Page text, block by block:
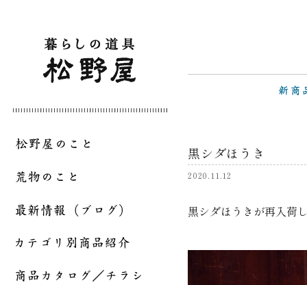
黒シダほうき
2020.11.12
黒シダほうきが再入荷